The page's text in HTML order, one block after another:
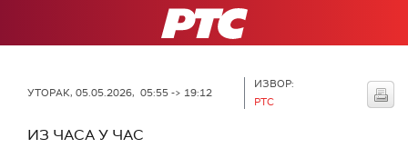
РТС
УТОРАК, 05.05.2026, 05:55 -> 19:12
ИЗВОР:
РТС
ИЗ ЧАСА У ЧАС